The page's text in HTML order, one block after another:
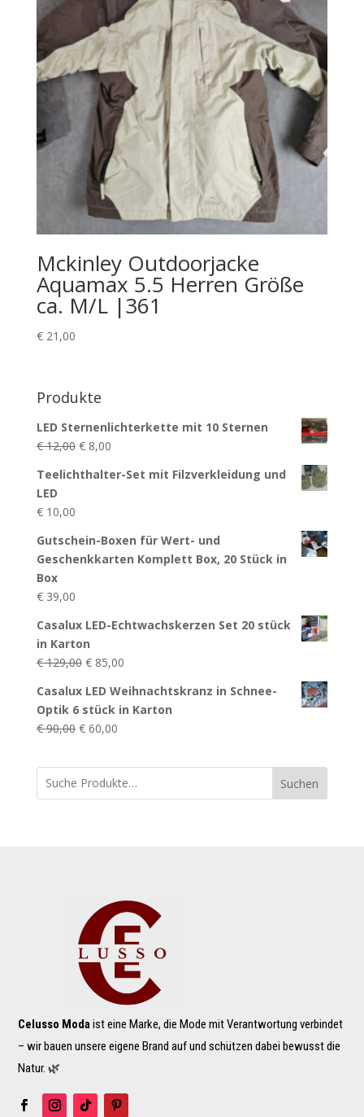
Mckinley Outdoorjacke
Aquamax 5.5 Herren Größe
ca. M/L |361
€21,00
Produkte
LED Sternenlichterkette mit 10 Sternen
€12,00 Ursprünglicher
war:
€8,00Aktueller
ist:
Teelichthalter-Set mit Filzverkleidung und
LED
€10,00
Gutschein-Boxen für Wert- und
Geschenkkarten Komplett Box, 20 Stück in
Box
€39,00
Casalux LED-Echtwachskerzen Set 20 stück
in Karton
€129,00 Ursprünglicher
war:
€ 129,00
€85,00Aktueller
ist:
€ 85,00.
Casalux LED Weihnachtskranz in Schnee-
Optik 6 stück in Karton
€90,00 Ursprünglicher
war:
€ 90,00
€60,00Aktueller
ist:
€ 60,00.
Suchen
Celusso Modaist eine Marke, die Mode mit Verantwortung verbindet
– wir bauen unsere eigene Brand auf und schützen dabei bewusst die
Natur. 🌿